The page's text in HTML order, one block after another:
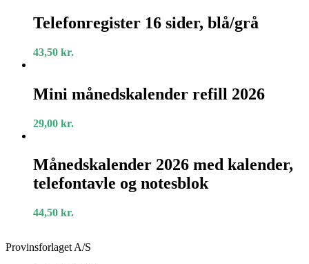
16
sider,
Telefonregister 16 sider, blå/grå
43,50 kr.
månedskalender
refill
Mini månedskalender refill 2026
29,00 kr.
2026
med
kalender,
og
Månedskalender 2026 med kalender,
telefontavle og notesblok
44,50 kr.
Provinsforlaget A/S